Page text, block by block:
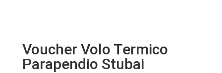
Voucher Volo Termico
Parapendio Stubai